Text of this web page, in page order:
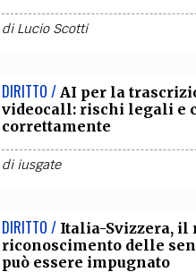
diLucio Scotti
DIRITTO / AI per la
videocall: rischi legali e
correttamente
diiusgate
DIRITTO / Italia-Svizzera, il
riconoscimento delle
può essere impugnato